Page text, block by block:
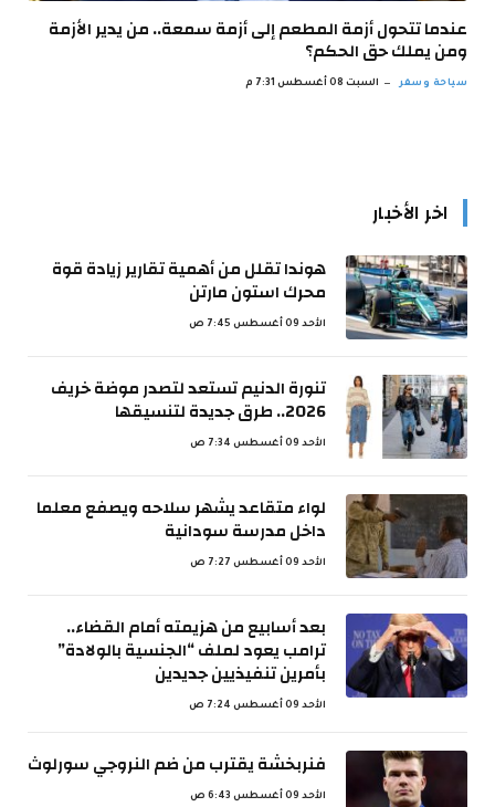
عندما تتحول أزمة المطعم إلى أزمة سمعة.. من يدير الأزمة
ومن يملك حق الحكم؟
سياحة وسفر السبت 08 أغسطس 7:31 م
اخر الأخبار
هوندا تقلل من أهمية تقارير زيادة قوة
محرك استون مارتن
الأحد 09 أغسطس 7:45 ص
تنورة الدنيم تستعد لتصدر موضة خريف
2026.. طرق جديدة لتنسيقها
الأحد 09 أغسطس 7:34 ص
لواء متقاعد يشهر سلاحه ويصفع معلما
داخل مدرسة سودانية
الأحد 09 أغسطس 7:27 ص
بعد أسابيع من هزيمته أمام القضاء..
ترامب يعود لملف “الجنسية بالولادة”
بأمرين تنفيذيين جديدين
الأحد 09 أغسطس 7:24 ص
فنربخشة يقترب من ضم النروجي سورلوث
الأحد 09 أغسطس 6:43 ص